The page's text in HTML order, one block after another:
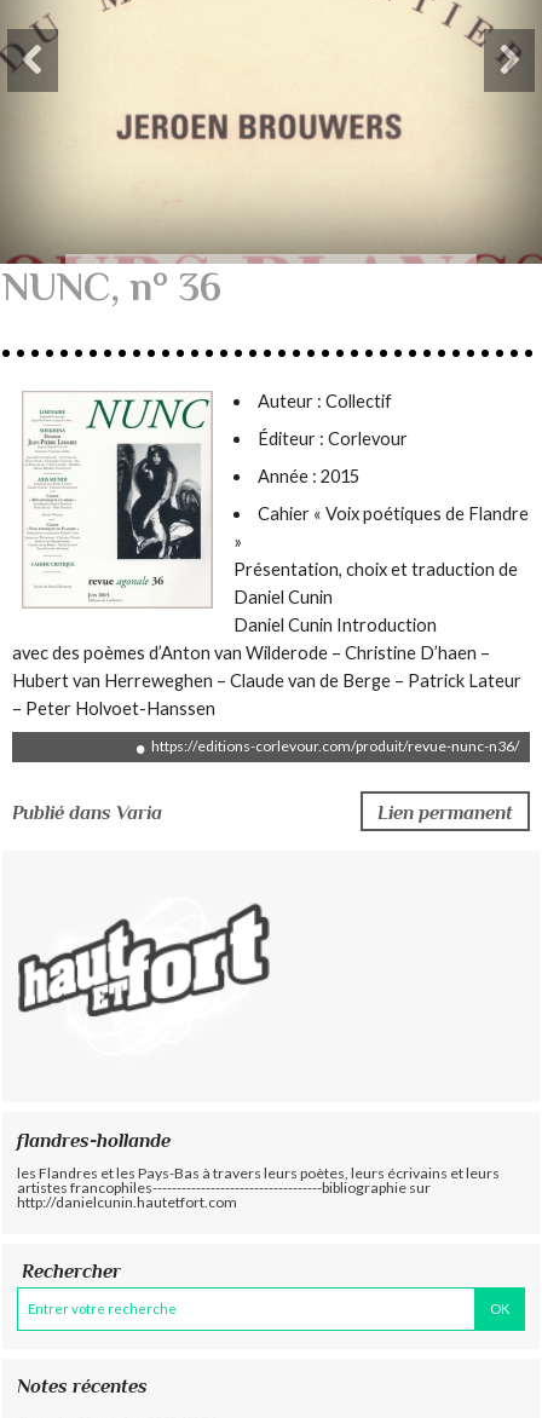
NUNC, n° 36
Auteur :Collectif
Éditeur : Corlevour
Année : 2015
Cahier « Voix poétiques de Flandre
»
Présentation, choix et traduction de
Daniel Cunin
Daniel Cunin Introduction
avec des poèmes d’Anton van Wilderode – Christine D’haen –
Hubert van Herreweghen – Claude van de Berge – Patrick Lateur
– Peter Holvoet-Hanssen
https://editions-corlevour.com/produit/revue-nunc-n36/
Publié dans Varia Lien permanent
flandres-hollande
les Flandres et les Pays-Bas à travers leurs poètes, leurs écrivains et leurs
artistes francophiles-----------------------------------bibliographie sur
http://danielcunin.hautetfort.com
Rechercher
Notes récentes